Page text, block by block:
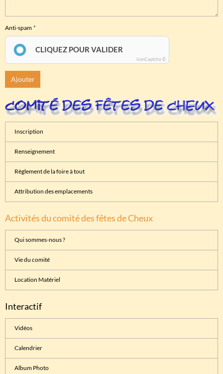
Anti-spam
CLIQUEZ POUR VALIDER
IconCaptcha ©
Ajouter
Inscription
Renseignement
Règlement de la foire à tout
Attribution des emplacements
Activités du comité des fêtes de Cheux
Qui sommes-nous ?
Vie du comité
Location Matériel
Interactif
Vidéos
Calendrier
Album Photo